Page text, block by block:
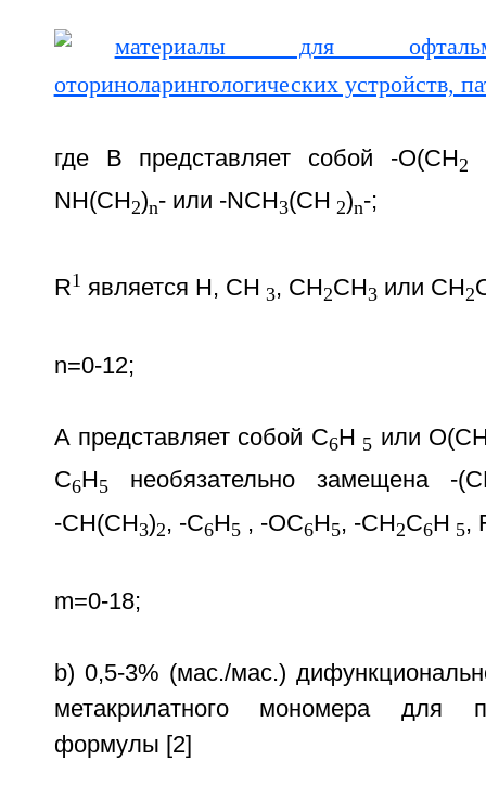
где В представляет собой -O(CH2
NH(CH2)n- или -NCH3(CH 2)n-;
R1 является Н, СН 3, CH2СН3 или СН2
n=0-12;
А представляет собой С6Н 5 или
С6Н5 необязательно замещена -
-СН(СН3)2, -С6Н5 , -ОС6Н5, -СН2С6Н 5,
m=0-18;
b) 0,5-3% (мас./мас.)
метакрилатного мономера для
формулы [2]